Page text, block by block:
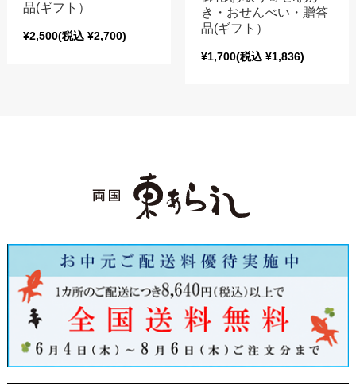
品(ギフト）
¥2,500(税込 ¥2,700)
き・おせんべい・贈答
品(ギフト）
¥1,700(税込 ¥1,836)